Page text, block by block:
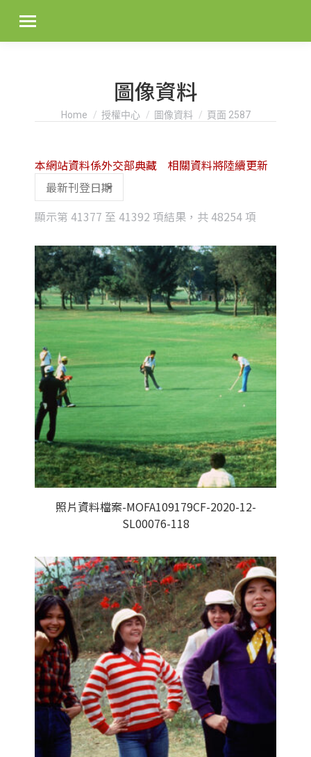
圖像資料
You are here:
Home 授權中心 圖像資料 頁面 2587
顯示第 41377 至 41392 項結果，共 48254 項
latest
本網站資料係外交部典藏 相關資料將陸續更新
照片資料檔案-MOFA109179CF-2020-12-
SL00076-118